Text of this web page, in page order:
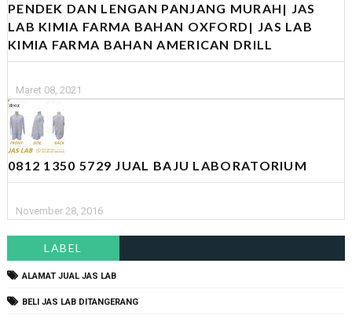
PENDEK DAN LENGAN PANJANG MURAH| JAS
LAB KIMIA FARMA BAHAN OXFORD| JAS LAB
KIMIA FARMA BAHAN AMERICAN DRILL
Maret 08, 2021
0812 1350 5729 JUAL BAJU LABORATORIUM
November 28, 2016
LABEL
ALAMAT JUAL JAS LAB
BELI JAS LAB DITANGERANG